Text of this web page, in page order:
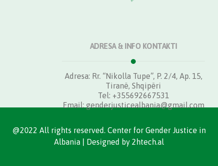
ADRESA & INFO KONTAKTI
Adresa: Rr. “Nikolla Tupe”, P. 2/4, Ap. 15,
Tiranë, Shqipëri
Tel: +355692667531
Email: genderjusticealbania@gmail.com
@2022 All rights reserved. Center for Gender Justice in
Albania | Designed by 2htech.al